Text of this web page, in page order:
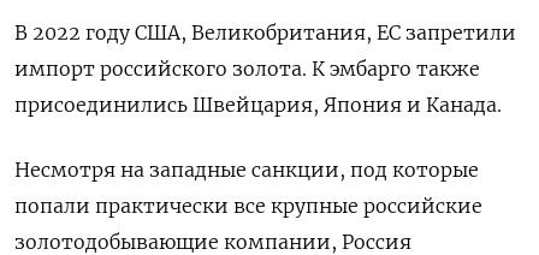
В 2022 году США, Великобритания, ЕС запретили
импорт российского золота. К эмбарго также
присоединились Швейцария, Япония и Канада.
Несмотря на западные санкции, под которые
попали практически все крупные российские
золотодобывающие компании, Россия